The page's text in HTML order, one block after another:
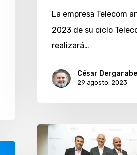
La empresa Telecom
2023 de su ciclo
realizará…
César
29 agosto, 2023
Premian
a